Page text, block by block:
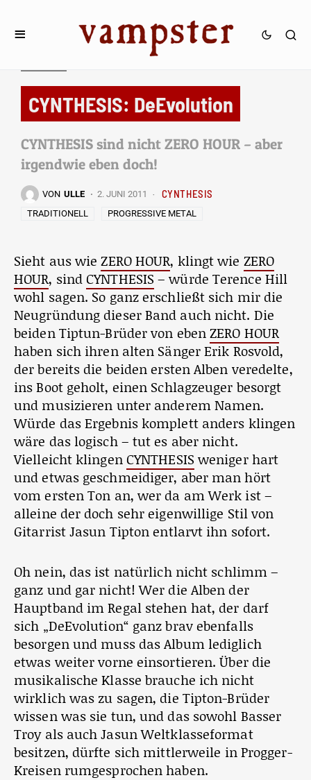
CYNTHESIS: DeEvolution
CYNTHESIS sind nicht ZERO HOUR – aber
irgendwie eben doch!
VON ULLE 2. JUNI 2011 CYNTHESIS
TRADITIONELL PROGRESSIVE METAL
Sieht aus wieZERO HOUR, klingt wie ZERO
HOUR, sind CYNTHESIS – würde Terence Hill
wohl sagen. So ganz erschließt sich mir die
Neugründung dieser Band auch nicht. Die
beiden Tiptun-Brüder von ebenZERO HOUR
haben sich ihren alten Sänger Erik Rosvold,
der bereits die beiden ersten Alben veredelte,
ins Boot geholt, einen Schlagzeuger besorgt
und musizieren unter anderem Namen.
Würde das Ergebnis komplett anders klingen
wäre das logisch – tut es aber nicht.
Vielleicht klingen CYNTHESIS weniger hart
und etwas geschmeidiger, aber man hört
vom ersten Ton an, wer da am Werk ist –
alleine der doch sehr eigenwillige Stil von
Gitarrist Jasun Tipton entlarvt ihn sofort.
Oh nein, das ist natürlich nicht schlimm –
ganz und gar nicht! Wer die Alben der
Hauptband im Regal stehen hat, der darf
sich „DeEvolution“ ganz brav ebenfalls
besorgen und muss das Album lediglich
etwas weiter vorne einsortieren. Über die
musikalische Klasse brauche ich nicht
wirklich was zu sagen, die Tipton-Brüder
wissen was sie tun, und das sowohl Basser
Troy als auch Jasun Weltklasseformat
besitzen, dürfte sich mittlerweile in Progger-
Kreisen rumgesprochen haben.